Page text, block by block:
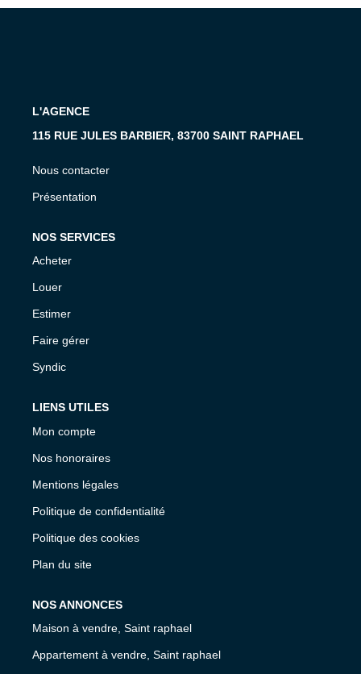
L'AGENCE
115 RUE JULES BARBIER, 83700 SAINT RAPHAEL
Nous contacter
Présentation
NOS SERVICES
Acheter
Louer
Estimer
Faire gérer
Syndic
LIENS UTILES
Mon compte
Nos honoraires
Mentions légales
Politique de confidentialité
Politique des cookies
Plan du site
NOS ANNONCES
Maison à vendre, Saint raphael
Appartement à vendre, Saint raphael